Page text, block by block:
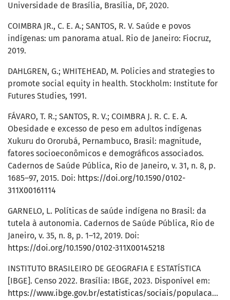
Universidade de Brasília, Brasília, DF, 2020.
COIMBRA JR., C. E. A.; SANTOS, R. V. Saúde e povos
indígenas: um panorama atual. Rio de Janeiro: Fiocruz,
2019.
DAHLGREN, G.; WHITEHEAD, M. Policies and strategies to
promote social equity in health. Stockholm: Institute for
Futures Studies, 1991.
FÁVARO, T. R.; SANTOS, R. V.; COIMBRA J. R. C. E. A.
Obesidade e excesso de peso em adultos indígenas
Xukuru do Ororubá, Pernambuco, Brasil: magnitude,
fatores socioeconômicos e demográficos associados.
Cadernos de Saúde Pública, Rio de Janeiro, v. 31, n. 8, p.
1685–97, 2015. Doi: https://doi.org/10.1590/0102-
311X00161114
GARNELO, L. Políticas de saúde indígena no Brasil: da
tutela à autonomia. Cadernos de Saúde Pública, Rio de
Janeiro, v. 35, n. 8, p. 1–12, 2019. Doi:
https://doi.org/10.1590/0102-311X00145218
INSTITUTO BRASILEIRO DE GEOGRAFIA E ESTATÍSTICA
[IBGE]. Censo 2022. Brasília: IBGE, 2023. Disponível em:
https://www.ibge.gov.br/estatisticas/sociais/populacao/